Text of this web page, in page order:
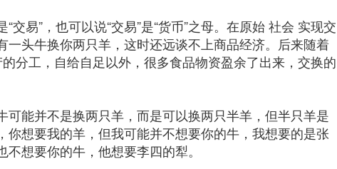
交易”，也可以说“交易”是“货币”之母。在原始 社会 实现交
一头牛换你两只羊，这时还远谈不上商品经济。后来随着
分工，自给自足以外，很多食品物资盈余了出来，交换的
可能并不是换两只羊，而是可以换两只半羊，但半只羊是
你想要我的羊，但我可能并不想要你的牛，我想要的是张
想要你的牛，他想要李四的犁。